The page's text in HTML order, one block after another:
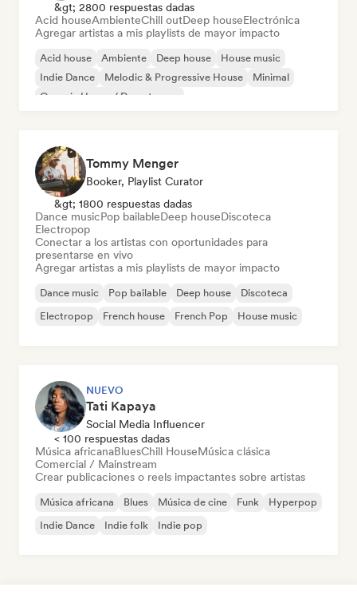
&gt; 2800 respuestas dadas
Acid houseAmbienteChill outDeep houseElectrónica
Agregar artistas a mis playlists de mayor impacto
Acid house Ambiente Deep house
House music
Indie Dance
Melodic & Progressive House
Minimal
Organic House / Downtempo
Tommy Menger
Booker, Playlist Curator
&gt; 1800 respuestas dadas
Dance musicPop bailableDeep houseDiscoteca
Electropop
Conectar a los artistas con oportunidades para
presentarse en vivo
Agregar artistas a mis playlists de mayor impacto
Dance music Pop bailable Deep house
Discoteca
Electropop
French house French Pop House music
NUEVO
Tati Kapaya
Social Media Influencer
< 100 respuestas dadas
Música africanaBluesChill HouseMúsica clásica
Comercial / Mainstream
Crear publicaciones o reels impactantes sobre artistas
Música africana Blues Música de cine Funk
Hyperpop
Indie Dance
Indie folk Indie pop